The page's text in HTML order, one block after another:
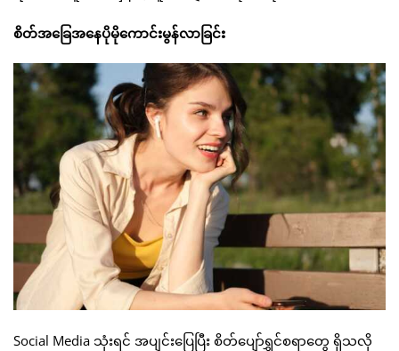
စိတ်အခြေအနေပိုမိုကောင်းမွန်လာခြင်း
Social Media သုံးရင် အပျင်းပြေပြီး စိတ်ပျော်ရွှင်စရာတွေ ရှိသလို